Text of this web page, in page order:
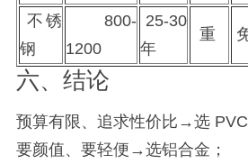
不锈
钢
800-
1200
25-30
年
重
六、结论
预算有限、追求性价比→选 PVC
要颜值、要轻便→选铝合金；